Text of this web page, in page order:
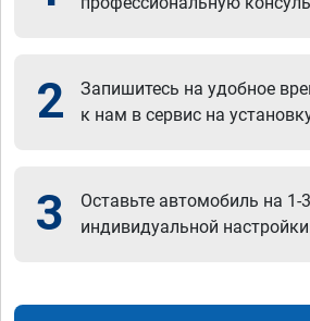
2
Запишитесь на удобное
к нам в сервис на
3
Оставьте автомобиль на 1-
индивидуальной